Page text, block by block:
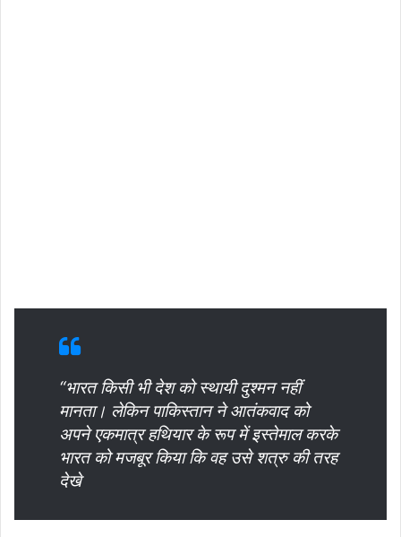
“भारत किसी भी देश को स्थायी दुश्मन नहीं
मानता। लेकिन पाकिस्तान ने आतंकवाद को
अपने एकमात्र हथियार के रूप में इस्तेमाल करके
भारत को मजबूर किया कि वह उसे शत्रु की तरह
देखे